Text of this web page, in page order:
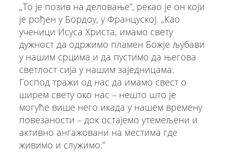
„То је позив на деловање”, рекао је он који
је рођен у Бордоу, у Француској. „Као
ученици Исуса Христа, имамо свету
дужност да одржимо пламен Божје љубави
у нашим срцима и да пустимо да његова
светлост сија у нашим заједницама.
Господ тражи од нас да имамо свест о
ширем свету око нас – нешто што је
могуће више него икада у нашем времену
повезаности – док остајемо утемељени и
активно ангажовани на местима где
живимо и служимо.”